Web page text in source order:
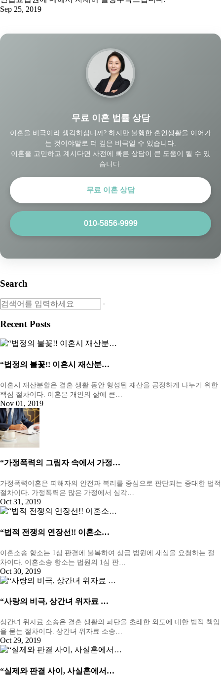
Sep 25, 2019
무료 이혼 법률 상담
이혼을 비극이라 생각하십니까? 하지만 불행한 혼인생활을 이어가
는 것이야말로 더 깊은 비극일 수 있습니다.
이혼을 고민하고 계시다면 사전에 빠른 상담이 큰 도움이 될 수 있
습니다.
무료 이혼 상담
010-5856-9999
Search
Recent Posts
“법정의 불꽃!! 이혼시 재산분…
이혼시 재산분할은 결혼 생활 동안 형성된 재산을 공정하게 나누기 위한
핵심 절차이다. 이혼은 개인의 삶에 큰…
Nov 01, 2019
“가정폭력의 그림자 속에서 가정…
가정폭력이혼은 피해자의 안전과 복리를 중심으로 판단되는 중대한 법적
절차이다. 가정폭력은 많은 가정에서 심각…
Oct 31, 2019
“법적 전쟁의 연장선!! 이혼소…
이혼소송 항소는 1심 판결에 불복하여 상급 법원에 재심을 요청하는 절
차이다. 이혼소송 항소는 법원의 1심 판…
Oct 30, 2019
“사랑의 비극, 상간녀 위자료 …
상간녀 위자료 소송은 결혼 생활의 파탄을 초래한 외도에 대한 법적 책임
을 묻는 절차이다. 상간녀 위자료 소송…
Oct 29, 2019
“실제와 판결 사이, 사실혼에서…